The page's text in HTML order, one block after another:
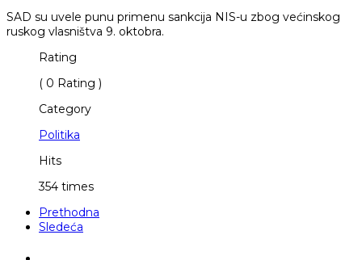
SAD su uvele punu primenu sankcija NIS-u zbog većinskog
ruskog vlasništva 9. oktobra.
Rating
( 0 Rating )
Category
Politika
Hits
354 times
Prethodna
Sledeća